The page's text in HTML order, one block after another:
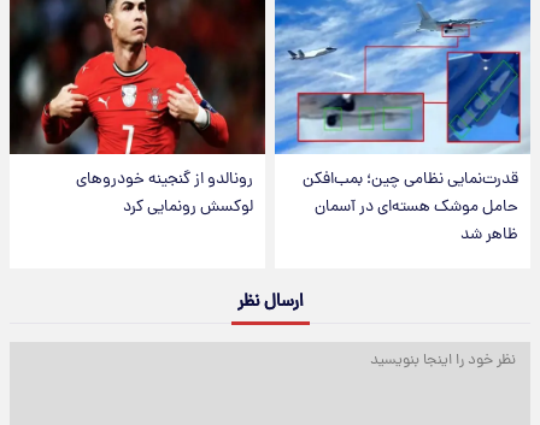
قدرت‌نمایی نظامی چین؛ بمب‌افکن
حامل موشک هسته‌ای در آسمان
ظاهر شد
رونالدو از گنجینه خودروهای
لوکسش رونمایی کرد
ارسال نظر